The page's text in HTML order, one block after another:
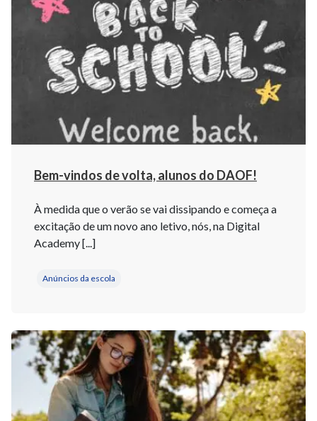
Bem-vindos de volta, alunos do DAOF!
À medida que o verão se vai dissipando e começa a
excitação de um novo ano letivo, nós, na Digital
Academy [...]
Anúncios da escola